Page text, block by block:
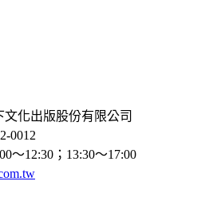
文化出版股份有限公司
0012
～12:30；13:30～17:00